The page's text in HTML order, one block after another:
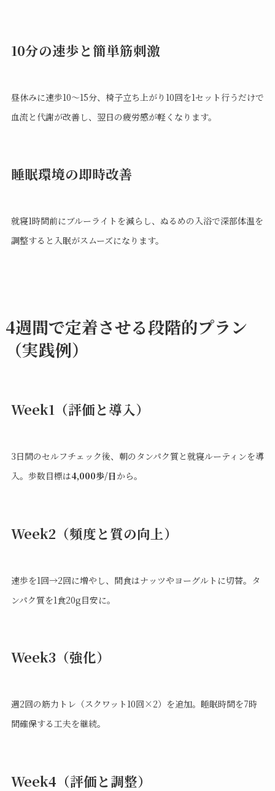
10分の速歩と簡単筋刺激
昼休みに速歩10〜15分、椅子立ち上がり10回を1セット行うだけで
血流と代謝が改善し、翌日の疲労感が軽くなります。
睡眠環境の即時改善
就寝1時間前にブルーライトを減らし、ぬるめの入浴で深部体温を
調整すると入眠がスムーズになります。
4週間で定着させる段階的プラン
（実践例）
Week1（評価と導入）
3日間のセルフチェック後、朝のタンパク質と就寝ルーティンを導
入。歩数目標は4,000歩/日から。
Week2（頻度と質の向上）
速歩を1回→2回に増やし、間食はナッツやヨーグルトに切替。タ
ンパク質を1食20g目安に。
Week3（強化）
週2回の筋力トレ（スクワット10回×2）を追加。睡眠時間を7時
間確保する工夫を継続。
Week4（評価と調整）